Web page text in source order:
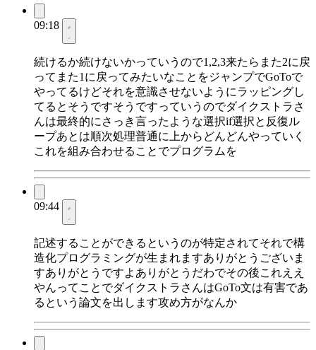
09:18
続けるか続けないかっていうので1,2,3来たらまた2に戻
ってまた1に戻ってみたいなことをジャンプでGoToで
やってるけどそれを意識させないようにラッピングし
てるとそうですそうですっていうのでダイクストラさ
んは最終的にさっき言ったような選択if選択と反復ル
ープあとは順次処理普通に上からどんどんやっていく
これを組み合わせることでプログラムを
09:44
記述することができるというのが特定されてそれで構
造化プログラミングが生まれますありがとうございま
すありがとうですよありがとうだわでその後これええ
やんってことでダイクストラさんはGoTo文は有害であ
るという論文を出します攻め方がなんか